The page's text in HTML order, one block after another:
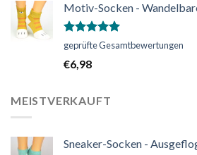
Motiv-Socken -
Bewertet
von 5
geprüfte Gesamtbewertungen
€6,98
MEISTVERKAUFT
Sneaker-Socken -